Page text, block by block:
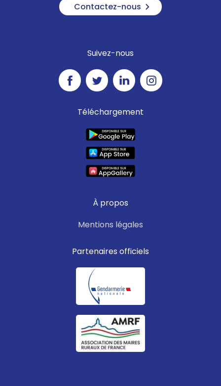
Contactez-nous
Suivez-nous
Téléchargement
À propos
Mentions légales
Partenaires officiels